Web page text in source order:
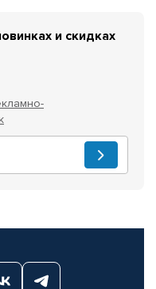
и скидках